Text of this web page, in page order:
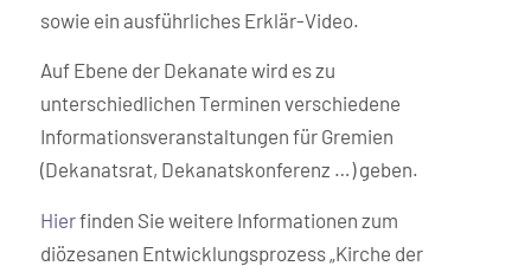
sowie ein ausführliches Erklär-Video.
Auf Ebene der Dekanate wird es zu
unterschiedlichen Terminen verschiedene
Informationsveranstaltungen für Gremien
(Dekanatsrat, Dekanatskonferenz …) geben.
Hierfinden Sie weitere Informationen zum
diözesanen Entwicklungsprozess „Kirche der